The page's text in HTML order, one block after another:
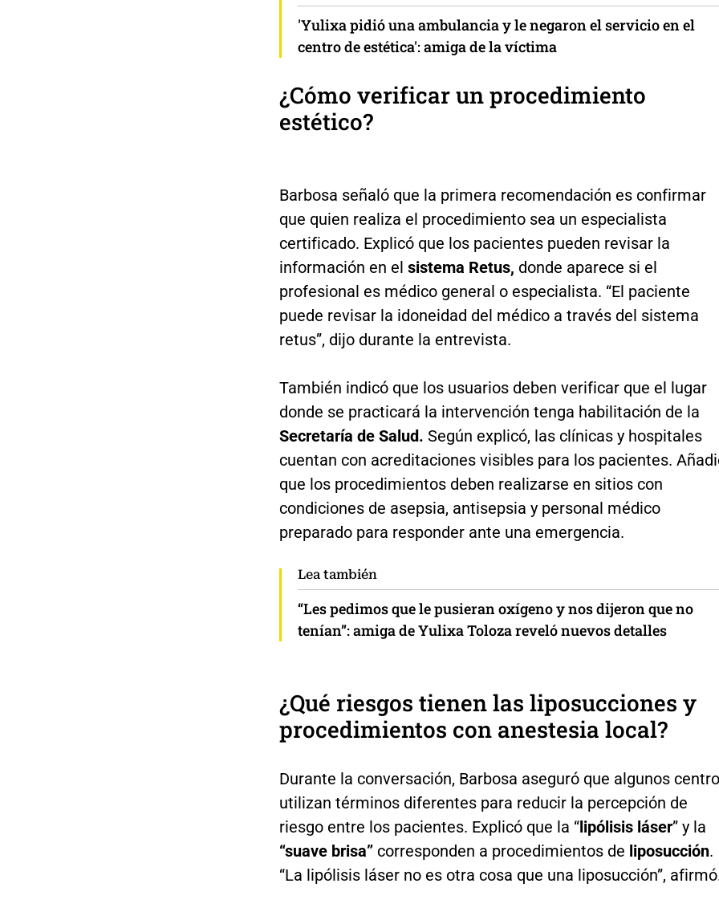
'Yulixa pidió una ambulancia y le negaron el servicio en el
centro de estética': amiga de la víctima
¿Cómo verificar un procedimiento
estético?
Barbosa señaló que la primera recomendación es confirmar
que quien realiza el procedimiento sea un especialista
certificado. Explicó que los pacientes pueden revisar la
información en el sistema Retus, donde aparece si el
profesional es médico general o especialista. “El paciente
puede revisar la idoneidad del médico a través del sistema
retus”, dijo durante la entrevista.
También indicó que los usuarios deben verificar que el lugar
donde se practicará la intervención tenga habilitación de la
Secretaría de Salud. Según explicó, las clínicas y hospitales
cuentan con acreditaciones visibles para los pacientes.
que los procedimientos deben realizarse en sitios con
condiciones de asepsia, antisepsia y personal médico
preparado para responder ante una emergencia.
Lea también
“Les pedimos que le pusieran oxígeno y nos dijeron que no
tenían”: amiga de Yulixa Toloza reveló nuevos detalles
¿Qué riesgos tienen las liposucciones y
procedimientos con anestesia local?
Durante la conversación, Barbosa aseguró que algunos
utilizan términos diferentes para reducir la percepción de
riesgo entre los pacientes. Explicó que la “lipólisis láser” y la
“suave brisa”corresponden a procedimientos de liposucción.
“La lipólisis láser no es otra cosa que una liposucción”,